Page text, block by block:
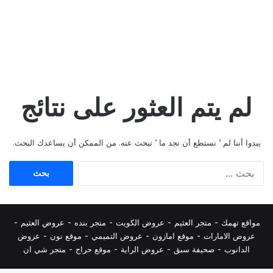
لم يتم العثور على نتائج
يبدوا أننا لم ’ نستطع أن نجد ما ’ تبحث عنه. من الممكن أن يساعدك البحث.
مواقع تهمك - متجر العثيم - عروض الكويت - متجر بنده - عروض العثيم -
عروض الامارات - موقع امازون - عروض التميمي - موقع نون - عروض
الدانوب - صحيفة سبق - عروض الراية - موقع حراج - متجر شي ان